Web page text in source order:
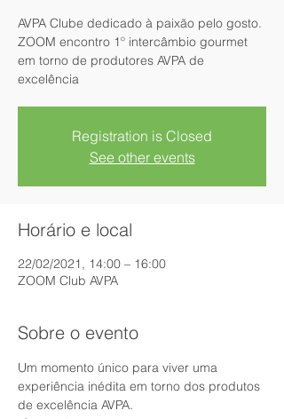
AVPA Clube dedicado à paixão pelo gosto.
ZOOM encontro 1º intercâmbio gourmet
em torno de produtores AVPA de
excelência
Registration is Closed
See other events
Horário e local
22/02/2021, 14:00 – 16:00
ZOOM Club AVPA
Sobre o evento
Um momento único para viver uma
experiência inédita em torno dos produtos
de excelência AVPA.